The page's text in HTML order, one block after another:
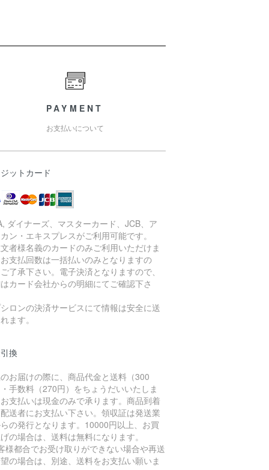
PAYMENT
お支払いについて
ットカード
ダイナーズ、マスターカード、JCB、ア
ン・エキスプレスがご利用可能です。
者様名義のカードのみご利用いただけま
支払回数は一括払いのみとなりますの
了承下さい。電子決済となりますので、
カード会社からの明細にてご確認下さ
ロンの決済サービスにて情報は安全に送
ます。
換
お届けの際に、商品代金と送料（300
手数料（270円）をちょうだいいたしま
支払いは現金のみで承ります。商品到着
送者にお支払い下さい。領収証は発送業
の発行となります。10000円以上、お買
の場合は、送料は無料になります。
様都合でお受け取りができない場合や再送
の場合は、別途、送料をお支払い願いま